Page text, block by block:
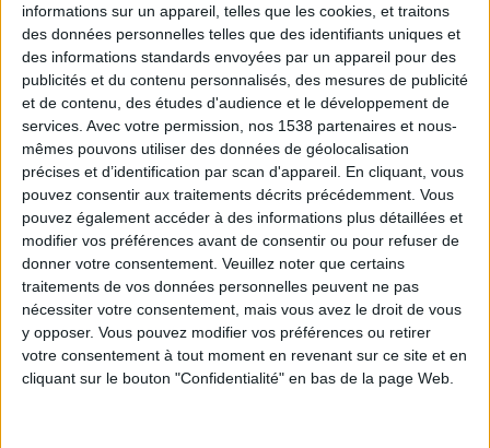
informations sur un appareil, telles que les cookies, et traitons
des données personnelles telles que des identifiants uniques et
des informations standards envoyées par un appareil pour des
publicités et du contenu personnalisés, des mesures de publicité
et de contenu, des études d'audience et le développement de
services. Avec votre permission, nos 1538 partenaires et nous-
mêmes pouvons utiliser des données de géolocalisation
précises et d’identification par scan d'appareil. En cliquant, vous
pouvez consentir aux traitements décrits précédemment. Vous
pouvez également accéder à des informations plus détaillées et
modifier vos préférences avant de consentir ou pour refuser de
donner votre consentement. Veuillez noter que certains
traitements de vos données personnelles peuvent ne pas
nécessiter votre consentement, mais vous avez le droit de vous
y opposer. Vous pouvez modifier vos préférences ou retirer
votre consentement à tout moment en revenant sur ce site et en
cliquant sur le bouton "Confidentialité" en bas de la page Web.
Webinaires en direct Voir tout
Peut-on remplacer la viande par des féculents ?
Consultation diététique du 05/08/2026